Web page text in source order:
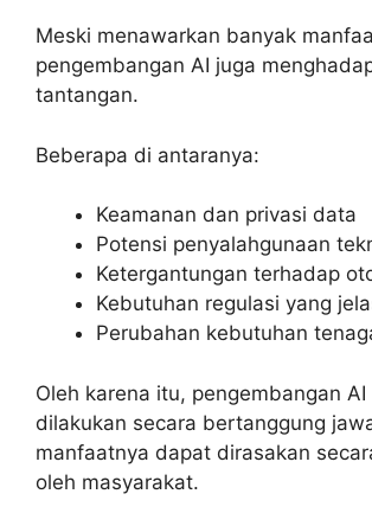
Meski menawarkan banyak
pengembangan AI juga
tantangan.
Beberapa di antaranya:
Keamanan dan privasi data
Potensi penyalahgunaan
Ketergantungan terhadap
Kebutuhan regulasi yang
Perubahan kebutuhan
Oleh karena itu, pengembangan AI
dilakukan secara bertanggung
manfaatnya dapat dirasakan
oleh masyarakat.